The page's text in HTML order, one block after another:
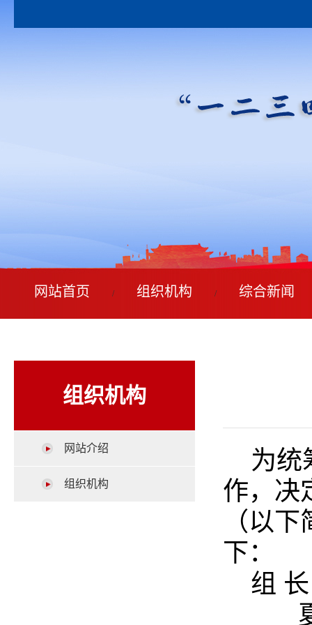
网站首页 / 组织机构 / 综合新闻
组织机构
网站介绍
组织机构
为统
作，决
（以
下：
组